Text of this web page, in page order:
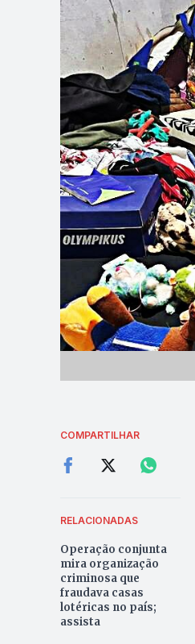
COMPARTILHAR
RELACIONADAS
Operação conjunta
mira organização
criminosa que
fraudava casas
lotéricas no país;
assista